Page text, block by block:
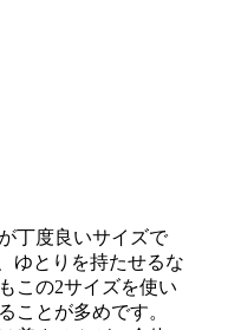
丁度良いサイズで
ゆとりを持たせるな
この2サイズを使い
ことが多めです。